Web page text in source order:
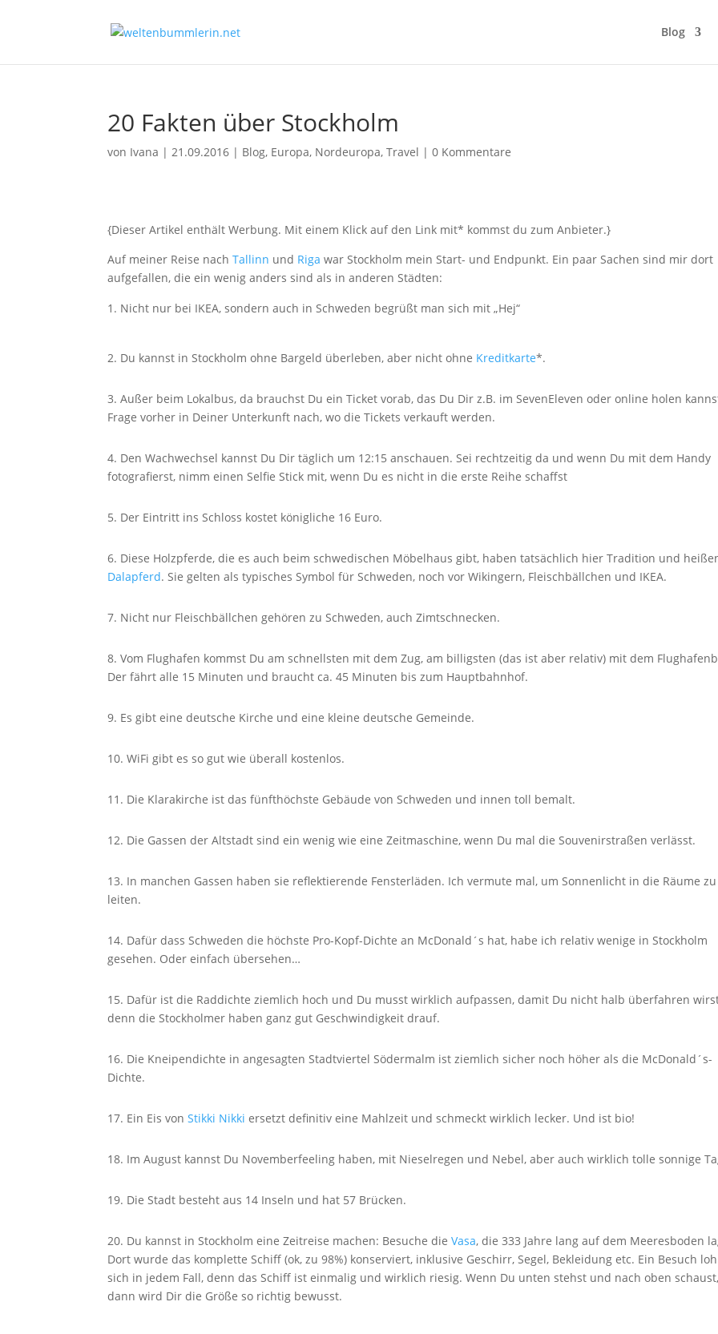
Blog
20 Fakten über Stockholm
von Ivana |21.09.2016 | Blog, Europa, Nordeuropa,Travel |0 Kommentare
{Dieser Artikel enthält Werbung. Mit einem Klick auf den Link mit* kommst du zum Anbieter.}
Auf meiner Reise nachTallinn und Rigawar Stockholm mein Start- und Endpunkt. Ein paar Sachen sind mir dort
aufgefallen, die ein wenig anders sind als in anderen Städten:
Nicht nur bei IKEA, sondern auch in Schweden begrüßt man sich mit „Hej“
2. Du kannst in Stockholm ohne Bargeld überleben, aber nicht ohne Kreditkarte*.
3. Außer beim Lokalbus, da brauchst Du ein Ticket vorab, das Du Dir z.B. im SevenEleven oder online holen
Frage vorher in Deiner Unterkunft nach, wo die Tickets verkauft werden.
4. Den Wachwechsel kannst Du Dir täglich um 12:15 anschauen. Sei rechtzeitig da und wenn Du mit dem Handy
fotografierst, nimm einen Selfie Stick mit, wenn Du es nicht in die erste Reihe schaffst
5. Der Eintritt ins Schloss kostet königliche 16 Euro.
6. Diese Holzpferde, die es auch beim schwedischen Möbelhaus gibt, haben tatsächlich hier Tradition und
Dalapferd. Sie gelten als typisches Symbol für Schweden, noch vor Wikingern, Fleischbällchen und IKEA.
7. Nicht nur Fleischbällchen gehören zu Schweden, auch Zimtschnecken.
8. Vom Flughafen kommst Du am schnellsten mit dem Zug, am billigsten (das ist aber relativ) mit dem
Der fährt alle 15 Minuten und braucht ca. 45 Minuten bis zum Hauptbahnhof.
9. Es gibt eine deutsche Kirche und eine kleine deutsche Gemeinde.
10. WiFi gibt es so gut wie überall kostenlos.
11. Die Klarakirche ist das fünfthöchste Gebäude von Schweden und innen toll bemalt.
12. Die Gassen der Altstadt sind ein wenig wie eine Zeitmaschine, wenn Du mal die Souvenirstraßen verlässt.
13. In manchen Gassen haben sie reflektierende Fensterläden. Ich vermute mal, um Sonnenlicht in die Räume zu
leiten.
14. Dafür dass Schweden die höchste Pro-Kopf-Dichte an McDonald´s hat, habe ich relativ wenige in Stockholm
gesehen. Oder einfach übersehen…
15. Dafür ist die Raddichte ziemlich hoch und Du musst wirklich aufpassen, damit Du nicht halb überfahren
denn die Stockholmer haben ganz gut Geschwindigkeit drauf.
16. Die Kneipendichte in angesagten Stadtviertel Södermalm ist ziemlich sicher noch höher als die McDonald´s-
Dichte.
17. Ein Eis vonStikki Nikki ersetzt definitiv eine Mahlzeit und schmeckt wirklich lecker. Und ist bio!
18. Im August kannst Du Novemberfeeling haben, mit Nieselregen und Nebel, aber auch wirklich tolle sonnige
19. Die Stadt besteht aus 14 Inseln und hat 57 Brücken.
20. Du kannst in Stockholm eine Zeitreise machen: Besuche dieVasa, die 333 Jahre lang auf dem Meeresboden
Dort wurde das komplette Schiff (ok, zu 98%) konserviert, inklusive Geschirr, Segel, Bekleidung etc. Ein Besuch
sich in jedem Fall, denn das Schiff ist einmalig und wirklich riesig. Wenn Du unten stehst und nach oben
dann wird Dir die Größe so richtig bewusst.